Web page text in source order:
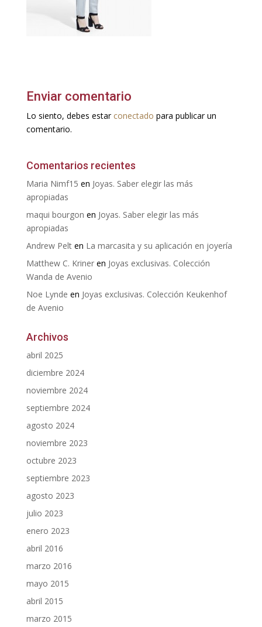
Enviar comentario
Lo siento, debes estar conectado para publicar un
comentario.
Comentarios recientes
Maria Nimf15 en Joyas. Saber elegir las más
apropiadas
maqui bourgon en Joyas. Saber elegir las más
apropiadas
Andrew Pelten La marcasita y su aplicación en joyería
Matthew C. Krineren Joyas exclusivas. Colección
Wanda de Avenio
Noe Lynde en Joyas exclusivas. Colección Keukenhof
de Avenio
Archivos
abril 2025
diciembre 2024
noviembre 2024
septiembre 2024
agosto 2024
noviembre 2023
octubre 2023
septiembre 2023
agosto 2023
julio 2023
enero 2023
abril 2016
marzo 2016
mayo 2015
abril 2015
marzo 2015